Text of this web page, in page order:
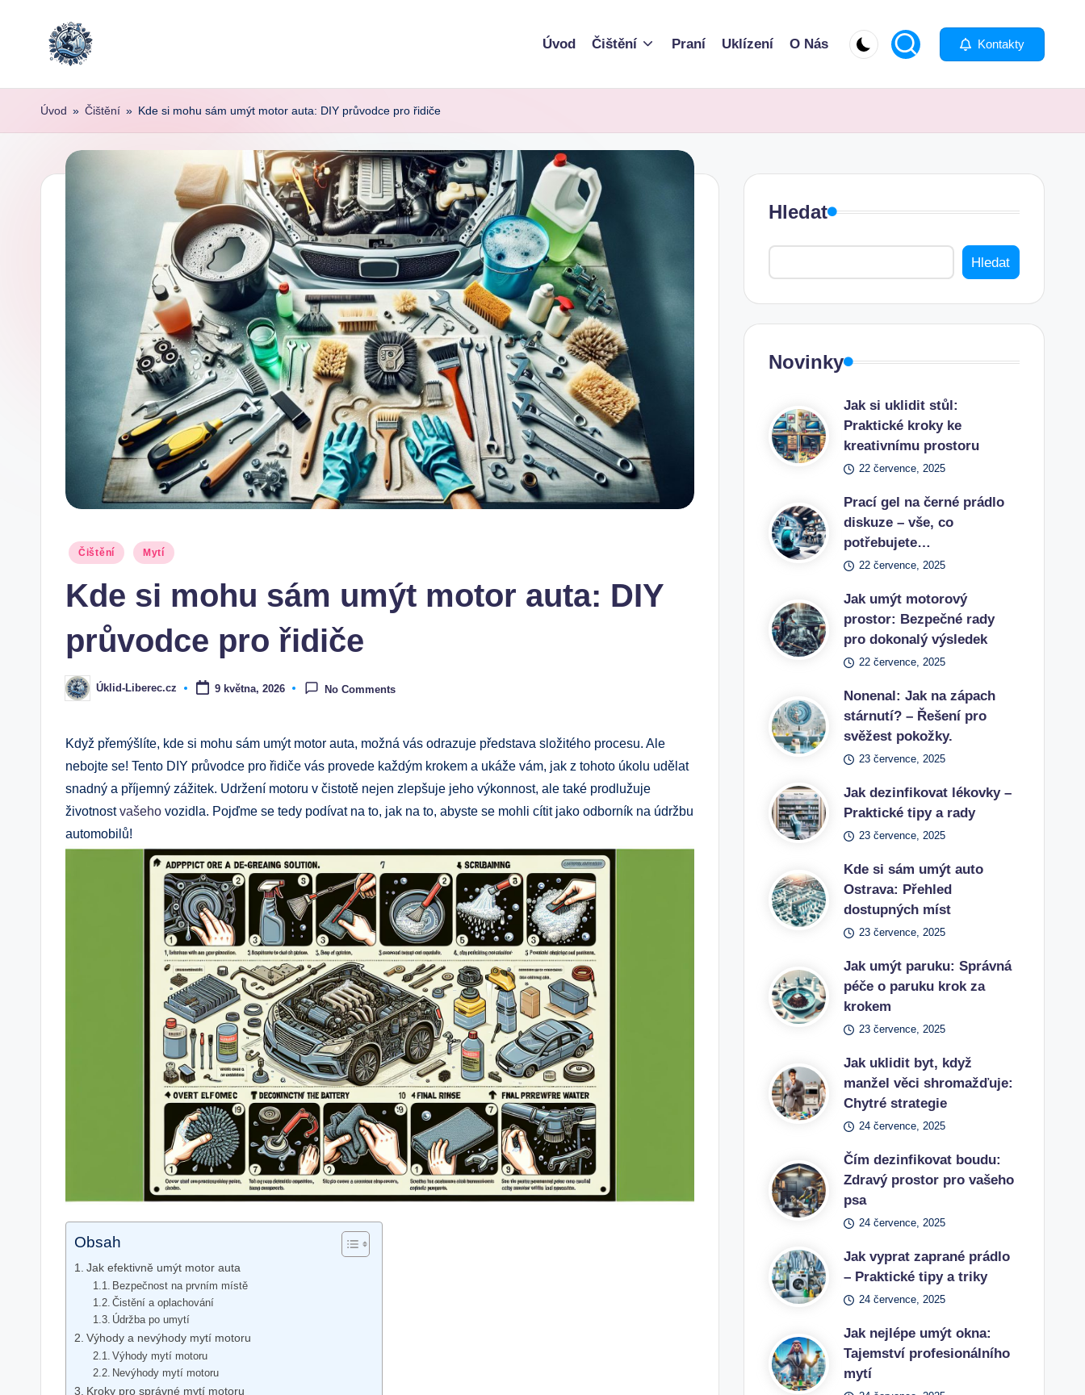
content
Úvod Čištění Praní Uklízení O Nás Kontakty
Úvod » Čištění » Kde si mohu sám umýt motor auta: DIY průvodce pro řidiče
Posted
Čištění Mytí
Kde si mohu sám umýt motor auta: DIY
průvodce pro řidiče
Posted
by
Úklid-Liberec.cz 9 května, 2026 No Comments
Když přemýšlíte, kde si mohu sám umýt motor auta, možná vás odrazuje představa složitého procesu. Ale
nebojte se! Tento DIY průvodce pro řidiče vás provede každým krokem a ukáže vám, jak z tohoto úkolu udělat
snadný a příjemný zážitek. Udržení motoru v čistotě nejen zlepšuje jeho výkonnost, ale také prodlužuje
životnostvašeho vozidla. Pojďme se tedy podívat na to, jak na to, abyste se mohli cítit jako odborník na údržbu
automobilů!
Obsah
Jak efektivně umýt motor auta
Bezpečnost na prvním místě
Čistění a oplachování
Údržba po umytí
Výhody a nevýhody mytí motoru
Výhody mytí motoru
Nevýhody mytí motoru
Kroky pro správné mytí motoru
Hledat
Hledat
Novinky
Jak si uklidit stůl:
Praktické kroky ke
kreativnímu prostoru
22 července, 2025
Prací gel na černé prádlo
diskuze – vše, co
potřebujete…
22 července, 2025
Jak umýt motorový
prostor: Bezpečné rady
pro dokonalý výsledek
22 července, 2025
Nonenal: Jak na zápach
stárnutí? – Řešení pro
svěžest pokožky.
23 července, 2025
Jak dezinfikovat lékovky –
Praktické tipy a rady
23 července, 2025
Kde si sám umýt auto
Ostrava: Přehled
dostupných míst
23 července, 2025
Jak umýt paruku: Správná
péče o paruku krok za
krokem
23 července, 2025
Jak uklidit byt, když
manžel věci shromažďuje:
Chytré strategie
24 července, 2025
Čím dezinfikovat boudu:
Zdravý prostor pro vašeho
psa
24 července, 2025
Jak vyprat zaprané prádlo
– Praktické tipy a triky
24 července, 2025
Jak nejlépe umýt okna:
Tajemství profesionálního
mytí